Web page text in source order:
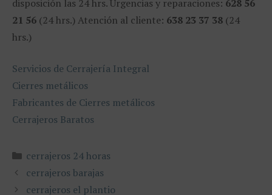
disposición las 24 hrs. Urgencias y reparaciones: 628 56
21 56 (24 hrs.) Atención al cliente: 638 23 37 38 (24
hrs.)
Servicios de Cerrajería Integral
Cierres metálicos
Fabricantes de Cierres metálicos
Cerrajeros Baratos
Categorías
cerrajeros 24 horas
cerrajeros barajas
cerrajeros el plantio